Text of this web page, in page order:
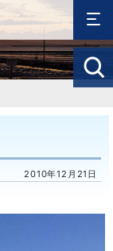
2010年12月21日